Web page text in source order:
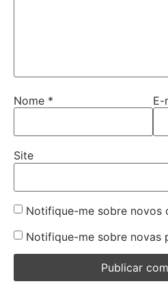
Nome * E-
Site
Notifique-me sobre novos
Notifique-me sobre novas